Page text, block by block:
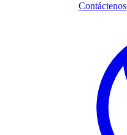
Contáctenos